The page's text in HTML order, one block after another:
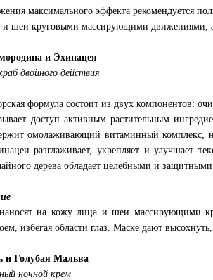
максимального эффекта рекомендуется
и шеи круговыми массирующими движениями,
и Эхинацея
двойного действия
формула состоит из двух компонентов:
доступ активным растительным
омолаживающий витаминный комплекс,
разглаживает, укрепляет и улучшает
дерева обладает целебными и
наносят на кожу лица и шеи массирующими
избегая области глаз. Маске дают
и Голубая Мальва
ночной крем